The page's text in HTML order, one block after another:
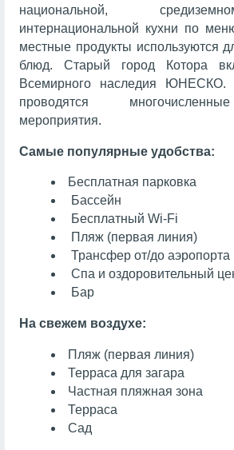
национальной,
интернациональной кухни по
местные продукты используются
блюд. Старый город Котора
Всемирного наследия ЮНЕСКО.
проводятся
мероприятия.
Самые популярные удобства:
Бесплатная парковка
Бассейн
Бесплатный Wi-Fi
Пляж (первая линия)
Трансфер от/до аэропорта
Спа и оздоровительный
Бар
На свежем воздухе:
Пляж (первая линия)
Терраса для загара
Частная пляжная зона
Терраса
Сад